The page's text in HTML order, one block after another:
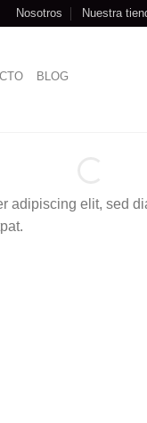
Nosotros Nuestra
BLOG
adipiscing elit, sed